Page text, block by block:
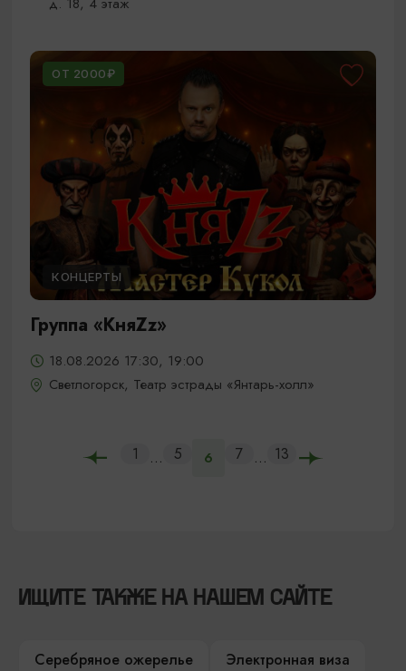
ОТ 2000₽
КОНЦЕРТЫ
Группа «КняZz»
18.08.2026 17:30, 19:00
Светлогорск, Театр эстрады «Янтарь-холл»
1 ... 5 6 7 ... 13
ИЩИТЕ ТАКЖЕ НА НАШЕМ САЙТЕ
Серебряное ожерелье
Электронная виза